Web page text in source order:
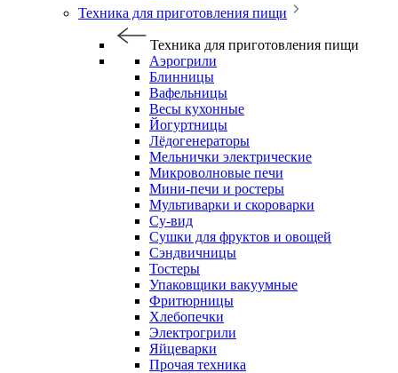
Техника для приготовления пищи
Техника для приготовления пищи
Аэрогрили
Блинницы
Вафельницы
Весы кухонные
Йогуртницы
Лёдогенераторы
Мельнички электрические
Микроволновые печи
Мини-печи и ростеры
Мультиварки и скороварки
Су-вид
Сушки для фруктов и овощей
Сэндвичницы
Тостеры
Упаковщики вакуумные
Фритюрницы
Хлебопечки
Электрогрили
Яйцеварки
Прочая техника